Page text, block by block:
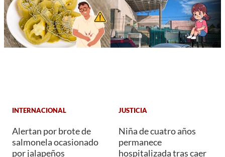
INTERNACIONAL
Alertan por brote de
salmonela ocasionado
por jalapeños
JUSTICIA
Niña de cuatro años
permanece
hospitalizada tras caer